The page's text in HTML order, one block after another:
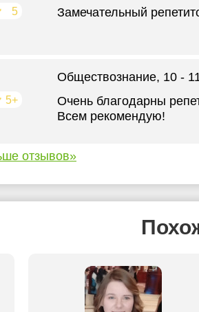
5
Замечательный
5+
Обществознание, 10 -
Очень благодарны
Всем рекомендую!
отзывов»